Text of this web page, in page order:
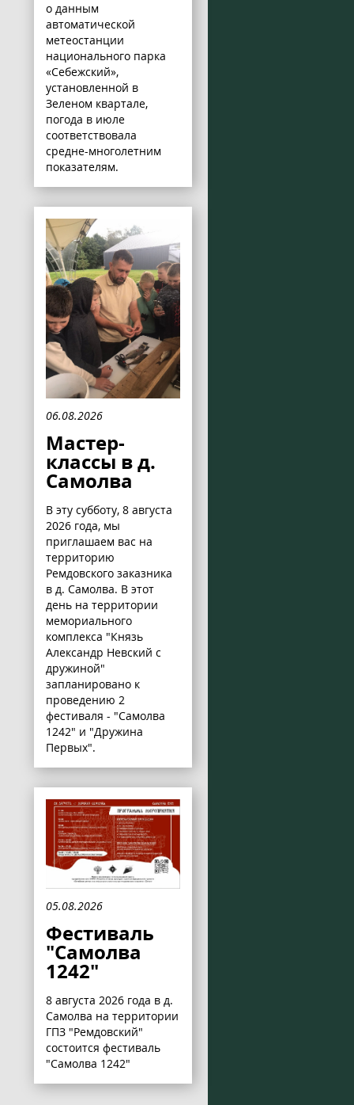
о данным
автоматической
метеостанции
национального парка
«Себежский»,
установленной в
Зеленом квартале,
погода в июле
соответствовала
средне-многолетним
показателям.
06.08.2026
Мастер-
классы в д.
Самолва
В эту субботу, 8 августа
2026 года, мы
приглашаем вас на
территорию
Ремдовского заказника
в д. Самолва. В этот
день на территории
мемориального
комплекса "Князь
Александр Невский с
дружиной"
запланировано к
проведению 2
фестиваля - "Самолва
1242" и "Дружина
Первых".
05.08.2026
Фестиваль
"Самолва
1242"
8 августа 2026 года в д.
Самолва на территории
ГПЗ "Ремдовский"
состоится фестиваль
"Самолва 1242"